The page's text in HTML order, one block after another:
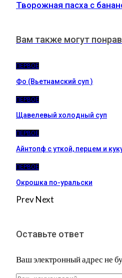
Творожная пасха с
Вам также могут
ПЕРВОЕ
Фо (Вьетнамский суп )
ПЕРВОЕ
Щавелевый холодный суп
ПЕРВОЕ
Айнтопф с уткой, перцем и
ПЕРВОЕ
Окрошка по-уральски
PrevNext
Оставьте ответ
Ваш электронный адрес не